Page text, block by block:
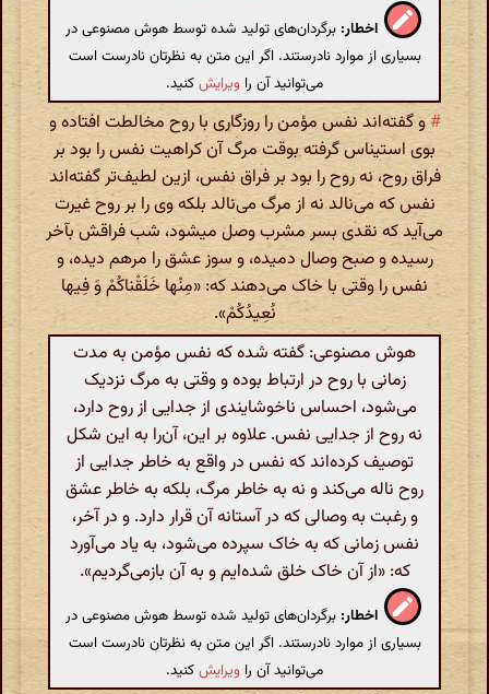
اخطار: برگردان‌های تولید شده توسط هوش مصنوعی در
بسیاری از موارد نادرستند. اگر این متن به نظرتان نادرست است
می‌توانید آن را ویرایشکنید.
# و گفته‌اند نفس مؤمن را روزگاری با روح مخالطت افتاده و
بوی استیناس گرفته بوقت مرگ آن کراهیت نفس را بود بر
فراق روح، نه روح را بود بر فراق نفس، ازین لطیف‌تر گفته‌اند
نفس که می‌نالد نه از مرگ می‌نالد بلکه وی را بر روح غیرت
می‌آید که نقدی بسر مشرب وصل میشود، شب فراقش بآخر
رسیده و صبح وصال دمیده، و سوز عشق را مرهم دیده، و
نفس را وقتی با خاک می‌دهند که: «مِنْها خَلَقْناکُمْ وَ فِیها
نُعِیدُکُمْ».
هوش مصنوعی: گفته شده که نفس مؤمن به مدت
زمانی با روح در ارتباط بوده و وقتی به مرگ نزدیک
می‌شود، احساس ناخوشایندی از جدایی از روح دارد،
نه روح از جدایی نفس. علاوه بر این، آن‌را به این شکل
توصیف کرده‌اند که نفس در واقع به خاطر جدایی از
روح ناله می‌کند و نه به خاطر مرگ، بلکه به خاطر عشق
و رغبت به وصالی که در آستانه آن قرار دارد. و در آخر،
نفس زمانی که به خاک سپرده می‌شود، به یاد می‌آورد
که: «از آن خاک خلق شده‌ایم و به آن بازمی‌گردیم».
اخطار: برگردان‌های تولید شده توسط هوش مصنوعی در
بسیاری از موارد نادرستند. اگر این متن به نظرتان نادرست است
می‌توانید آن را ویرایشکنید.